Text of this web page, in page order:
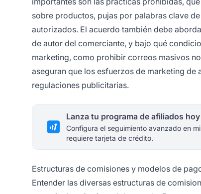
sobre productos, pujas por palabras clave
autorizados. El acuerdo también debe
de autor del comerciante, y bajo qué
marketing, como prohibir correos masivos
aseguran que los esfuerzos de marketing
regulaciones publicitarias.
Lanza tu programa de afiliados hoy
Configura el seguimiento avanzado en
requiere tarjeta de crédito.
Estructuras de comisiones y modelos de
Entender las diversas estructuras de